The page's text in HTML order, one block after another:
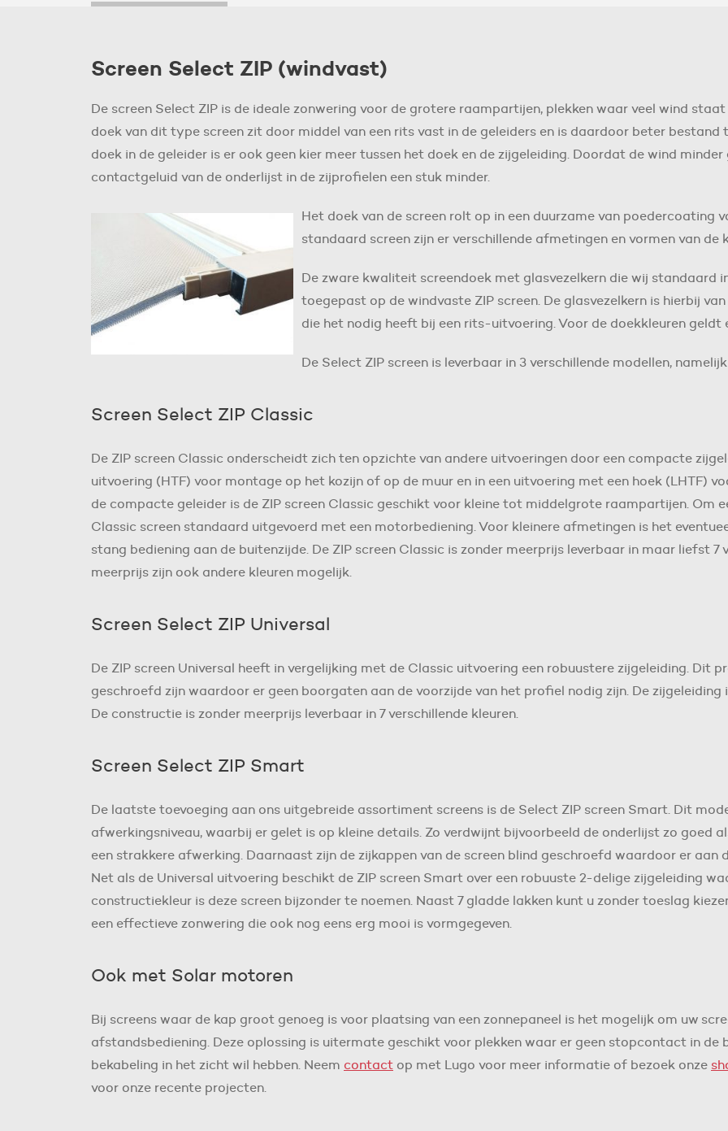
Screen Select ZIP (windvast)
De screen Select ZIP is de ideale zonwering voor de grotere raampartijen, plekken waar veel wind
doek van dit type screen zit door middel van een rits vast in de geleiders en is daardoor beter bestand
doek in de geleider is er ook geen kier meer tussen het doek en de zijgeleiding. Doordat de wind
contactgeluid van de onderlijst in de zijprofielen een stuk minder.
Het doek van de screen rolt op in een duurzame van poedercoating
standaard screen zijn er verschillende afmetingen en vormen van de
De zware kwaliteit screendoek met glasvezelkern die wij standaard
toegepast op de windvaste ZIP screen. De glasvezelkern is hierbij
die het nodig heeft bij een rits-uitvoering. Voor de doekkleuren geldt
De Select ZIP screen is leverbaar in 3 verschillende modellen,
Screen Select ZIP Classic
De ZIP screen Classic onderscheidt zich ten opzichte van andere uitvoeringen door een compacte
uitvoering (HTF) voor montage op het kozijn of op de muur en in een uitvoering met een hoek (LHTF)
de compacte geleider is de ZIP screen Classic geschikt voor kleine tot middelgrote raampartijen. Om
Classic screen standaard uitgevoerd met een motorbediening. Voor kleinere afmetingen is het
stang bediening aan de buitenzijde. De ZIP screen Classic is zonder meerprijs leverbaar in maar liefst 7
meerprijs zijn ook andere kleuren mogelijk.
Screen Select ZIP Universal
De ZIP screen Universal heeft in vergelijking met de Classic uitvoering een robuustere zijgeleiding. Dit
geschroefd zijn waardoor er geen boorgaten aan de voorzijde van het profiel nodig zijn. De zijgeleiding
De constructie is zonder meerprijs leverbaar in 7 verschillende kleuren.
Screen Select ZIP Smart
De laatste toevoeging aan ons uitgebreide assortiment screens is de Select ZIP screen Smart. Dit
afwerkingsniveau, waarbij er gelet is op kleine details. Zo verdwijnt bijvoorbeeld de onderlijst zo goed
een strakkere afwerking. Daarnaast zijn de zijkappen van de screen blind geschroefd waardoor er aan
Net als de Universal uitvoering beschikt de ZIP screen Smart over een robuuste 2-delige zijgeleiding
constructiekleur is deze screen bijzonder te noemen. Naast 7 gladde lakken kunt u zonder toeslag
een effectieve zonwering die ook nog eens erg mooi is vormgegeven.
Ook met Solar motoren
Bij screens waar de kap groot genoeg is voor plaatsing van een zonnepaneel is het mogelijk om uw
afstandsbediening. Deze oplossing is uitermate geschikt voor plekken waar er geen stopcontact in
bekabeling in het zicht wil hebben. Neem contact op met Lugo voor meer informatie of bezoek onze
voor onze recente projecten.